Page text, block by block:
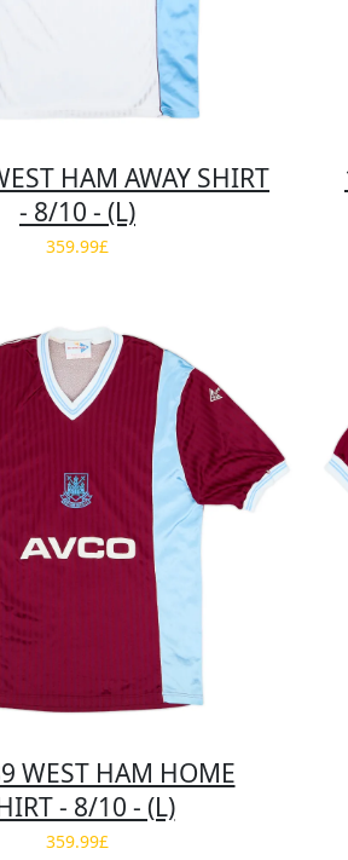
HAM AWAY SHIRT
- 8/10 - (L)
359.99£
WEST HAM HOME
- 8/10 - (L)
359.99£